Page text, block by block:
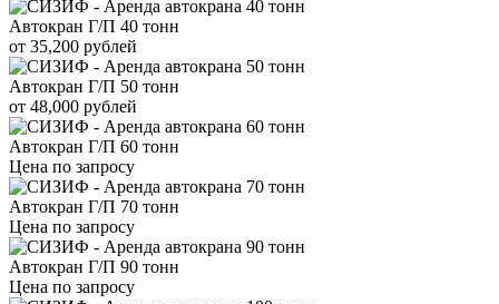
Автокран Г/П 40 тонн
от 35,200 рублей
Автокран Г/П 50 тонн
от 48,000 рублей
Автокран Г/П 60 тонн
Цена по запросу
Автокран Г/П 70 тонн
Цена по запросу
Автокран Г/П 90 тонн
Цена по запросу